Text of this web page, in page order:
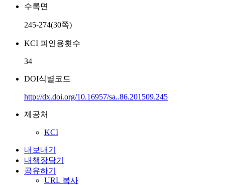
수록면
245-274(30쪽)
KCI 피인용횟수
34
DOI식별코드
http://dx.doi.org/10.16957/sa..86.201509.245
제공처
KCI
내보내기
내책장담기
공유하기
URL 복사